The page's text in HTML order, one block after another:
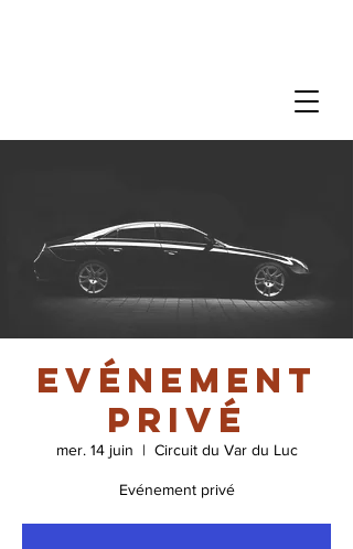
Evénement
privé
mer. 14 juin
  |
Circuit du Var du Luc
Evénement privé